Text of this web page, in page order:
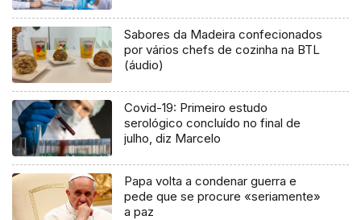
Sabores da Madeira confecionados
por vários chefs de cozinha na BTL
(áudio)
Covid-19: Primeiro estudo
serológico concluído no final de
julho, diz Marcelo
Papa volta a condenar guerra e
pede que se procure «seriamente»
a paz